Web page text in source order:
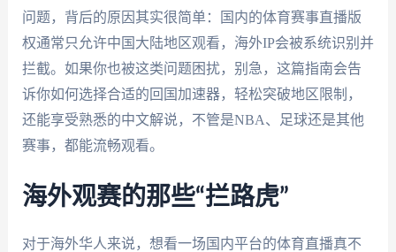
问题，背后的原因其实很简单：国内的体育赛事直播版
权通常只允许中国大陆地区观看，海外IP会被系统识别并
拦截。如果你也被这类问题困扰，别急，这篇指南会告
诉你如何选择合适的回国加速器，轻松突破地区限制，
还能享受熟悉的中文解说，不管是NBA、足球还是其他
赛事，都能流畅观看。
海外观赛的那些“拦路虎”
对于海外华人来说，想看一场国内平台的体育直播真不